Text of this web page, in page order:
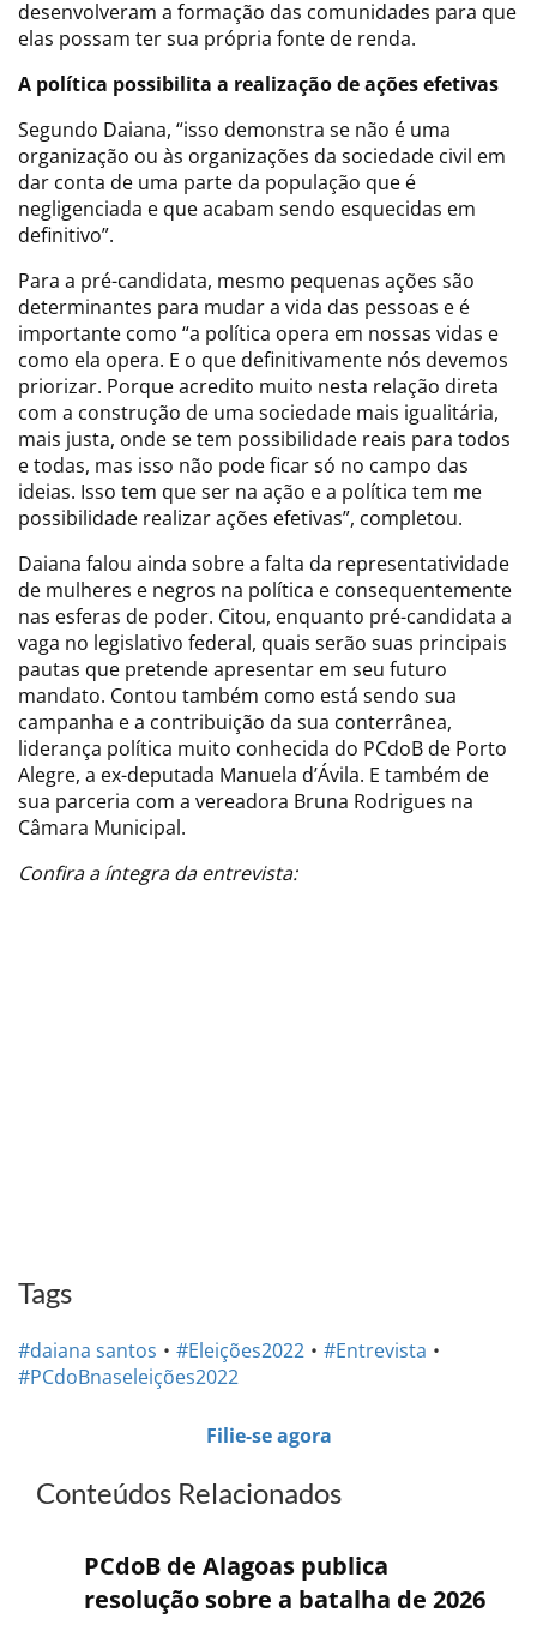
desenvolveram a formação das comunidades para que
elas possam ter sua própria fonte de renda.
A política possibilita a realização de ações efetivas
Segundo Daiana, “isso demonstra se não é uma
organização ou às organizações da sociedade civil em
dar conta de uma parte da população que é
negligenciada e que acabam sendo esquecidas em
definitivo”.
Para a pré-candidata, mesmo pequenas ações são
determinantes para mudar a vida das pessoas e é
importante como “a política opera em nossas vidas e
como ela opera. E o que definitivamente nós devemos
priorizar. Porque acredito muito nesta relação direta
com a construção de uma sociedade mais igualitária,
mais justa, onde se tem possibilidade reais para todos
e todas, mas isso não pode ficar só no campo das
ideias. Isso tem que ser na ação e a política tem me
possibilidade realizar ações efetivas”, completou.
Daiana falou ainda sobre a falta da representatividade
de mulheres e negros na política e consequentemente
nas esferas de poder. Citou, enquanto pré-candidata a
vaga no legislativo federal, quais serão suas principais
pautas que pretende apresentar em seu futuro
mandato. Contou também como está sendo sua
campanha e a contribuição da sua conterrânea,
liderança política muito conhecida do PCdoB de Porto
Alegre, a ex-deputada Manuela d’Ávila. E também de
sua parceria com a vereadora Bruna Rodrigues na
Câmara Municipal.
Confira a íntegra da entrevista:
Tags
#daiana santos #Eleições2022
#Entrevista
#PCdoBnaseleições2022
Filie-se agora
Conteúdos Relacionados
PCdoB de Alagoas publica
resolução sobre a batalha de 2026